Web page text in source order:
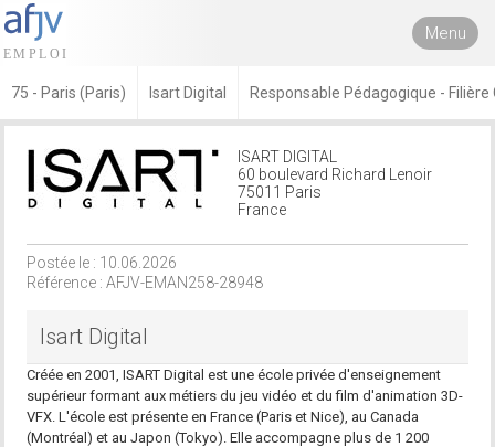
Menu
75 - Paris (Paris) Isart Digital Responsable Pédagogique -
ISART DIGITAL
60 boulevard Richard Lenoir
75011 Paris
France
Postée le : 10.06.2026
Référence : AFJV-EMAN258-28948
Isart Digital
Créée en 2001, ISART Digital est une école privée d'enseignement
supérieur formant aux métiers du jeu vidéo et du film d'animation 3D-
VFX. L'école est présente en France (Paris et Nice), au Canada
(Montréal) et au Japon (Tokyo). Elle accompagne plus de 1 200